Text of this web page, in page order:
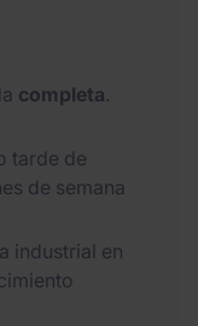
completa.
tarde de
de semana
industrial en